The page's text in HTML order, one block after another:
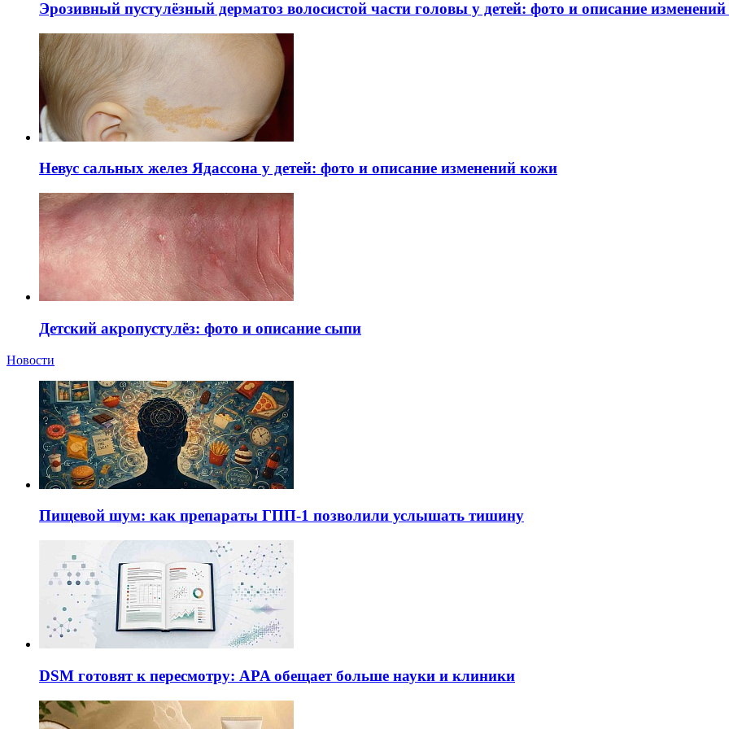
Эрозивный пустулёзный дерматоз волосистой части головы у детей: фото и описание
Невус сальных желез Ядассона у детей: фото и описание изменений кожи
Детский акропустулёз: фото и описание сыпи
Новости
Пищевой шум: как препараты ГПП-1 позволили услышать тишину
DSM готовят к пересмотру: APA обещает больше науки и клиники